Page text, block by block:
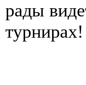
рады
турнирах!